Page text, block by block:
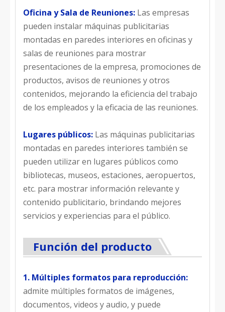
Oficina y Sala de Reuniones: Las empresas
pueden instalar máquinas publicitarias
montadas en paredes interiores en oficinas y
salas de reuniones para mostrar
presentaciones de la empresa, promociones de
productos, avisos de reuniones y otros
contenidos, mejorando la eficiencia del trabajo
de los empleados y la eficacia de las reuniones.
Lugares públicos: Las máquinas publicitarias
montadas en paredes interiores también se
pueden utilizar en lugares públicos como
bibliotecas, museos, estaciones, aeropuertos,
etc. para mostrar información relevante y
contenido publicitario, brindando mejores
servicios y experiencias para el público.
Función del producto
1. Múltiples formatos para reproducción:
admite múltiples formatos de imágenes,
documentos, videos y audio, y puede